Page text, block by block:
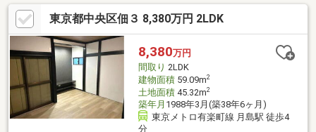
東京都中央区佃３ 8,380万円 2LDK
8,380万円
間取り 2LDK
建物面積59.09m2
土地面積45.32m2
築年月 1988年3月(築38年6ヶ月)
東京メトロ有楽町線 月島駅 徒歩4
分